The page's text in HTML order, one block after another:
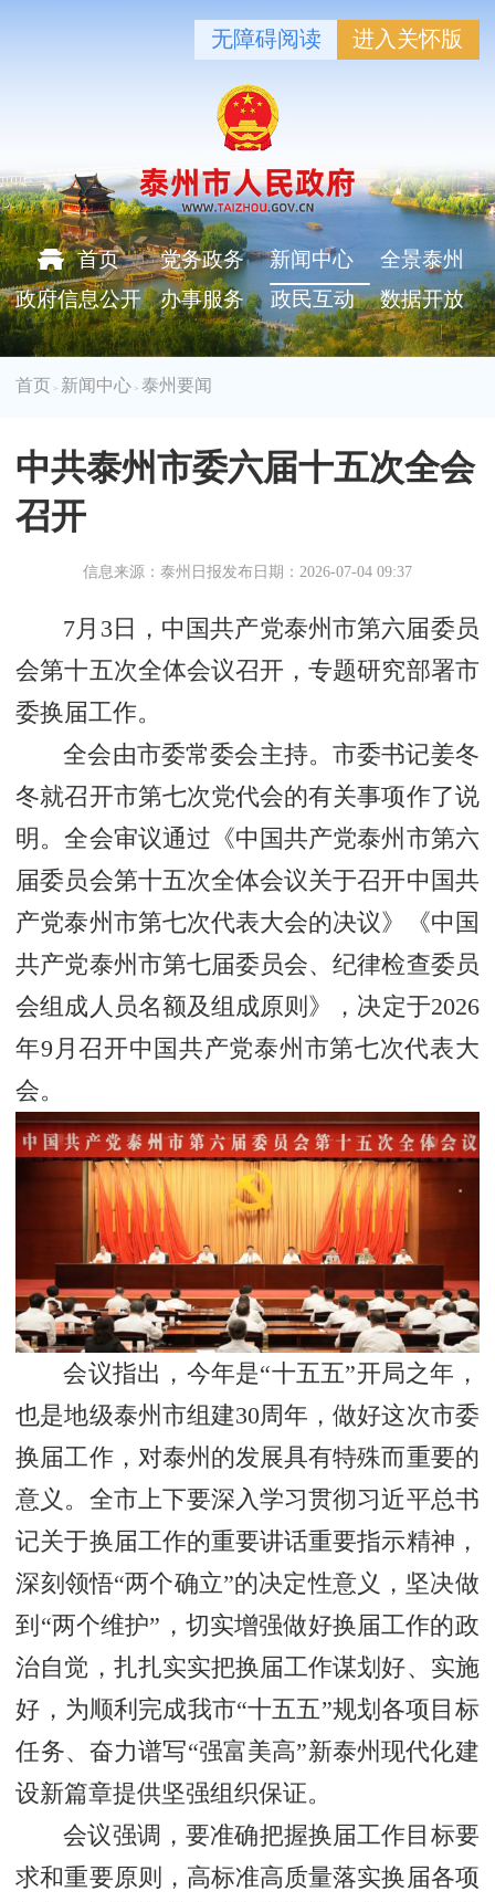
无障碍阅读 进入关怀版
首页 党务政务 新闻中心
全景泰州
政府信息公开
办事服务 政民互动 数据开放
首页 > 新闻中心 >泰州要闻
中共泰州市委六届十五次全会
召开
信息来源：泰州日报发布日期：2026-07-04 09:37
7月3日，中国共产党泰州市第六届委员
会第十五次全体会议召开，专题研究部署市
委换届工作。
全会由市委常委会主持。市委书记姜冬
冬就召开市第七次党代会的有关事项作了说
明。全会审议通过《中国共产党泰州市第六
届委员会第十五次全体会议关于召开中国共
产党泰州市第七次代表大会的决议》《中国
共产党泰州市第七届委员会、纪律检查委员
会组成人员名额及组成原则》，决定于2026
年9月召开中国共产党泰州市第七次代表大
会。
会议指出，今年是“十五五”开局之年，
也是地级泰州市组建30周年，做好这次市委
换届工作，对泰州的发展具有特殊而重要的
意义。全市上下要深入学习贯彻习近平总书
记关于换届工作的重要讲话重要指示精神，
深刻领悟“两个确立”的决定性意义，坚决做
到“两个维护”，切实增强做好换届工作的政
治自觉，扎扎实实把换届工作谋划好、实施
好，为顺利完成我市“十五五”规划各项目标
任务、奋力谱写“强富美高”新泰州现代化建
设新篇章提供坚强组织保证。
会议强调，要准确把握换届工作目标要
求和重要原则，高标准高质量落实换届各项